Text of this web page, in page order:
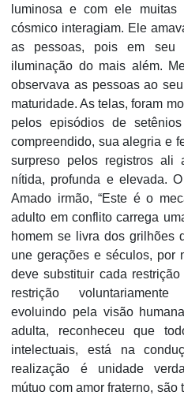
luminosa e com ele muitas
cósmico interagiam. Ele
as pessoas, pois em seu
iluminação do mais além.
observava as pessoas ao
maturidade. As telas, foram
pelos episódios de
compreendido, sua alegria e
surpreso pelos registros ali
nítida, profunda e elevada.
Amado irmão, “Este é o
adulto em conflito carrega
homem se livra dos grilhões
une gerações e séculos, por
deve substituir cada
restrição voluntariamente
evoluindo pela visão
adulta, reconheceu que
intelectuais, está na
realização é unidade
mútuo com amor fraterno,